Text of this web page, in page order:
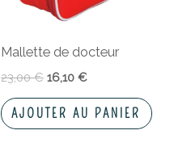
Mallette de docteur
23,00€ 16,10 €
AJOUTER AU PANIER